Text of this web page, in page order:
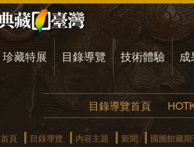
珍藏特展 目錄導覽 技術體驗 成
目錄導覽首頁
首頁 目錄導覽 內容主題 新聞
國圖館藏期